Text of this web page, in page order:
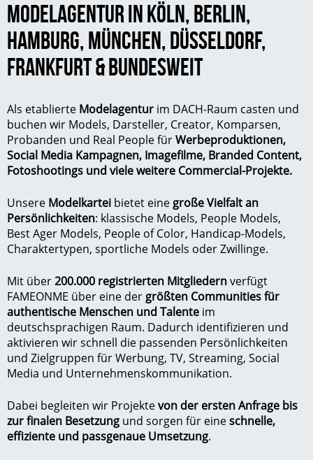
MODELAGENTUR INKÖLN,BERLIN,
HAMBURG,MÜNCHEN,DÜSSELDORF,
FRANKFURT& BUNDESWEIT
Als etablierte Modelagentur im DACH-Raum casten und
buchen wir Models, Darsteller, Creator, Komparsen,
Probanden und Real People fürWerbeproduktionen,
Social Media Kampagnen, Imagefilme, Branded Content,
Fotoshootings und viele weitere Commercial-Projekte.
Unsere Modelkartei bietet eine große Vielfalt an
Persönlichkeiten: klassische Models, People Models,
Best Ager Models, People of Color, Handicap-Models,
Charaktertypen, sportliche Models oderZwillinge.
Mit über200.000 registrierten Mitgliedernverfügt
FAMEONME über eine der größten Communities für
authentische Menschen und Talente im
deutschsprachigen Raum. Dadurch identifizieren und
aktivieren wir schnell die passenden Persönlichkeiten
und Zielgruppen für Werbung, TV, Streaming, Social
Media und Unternehmenskommunikation.
Dabei begleiten wir Projektevon der ersten Anfrage bis
zur finalen Besetzung und sorgen für eineschnelle,
effiziente und passgenaue Umsetzung.